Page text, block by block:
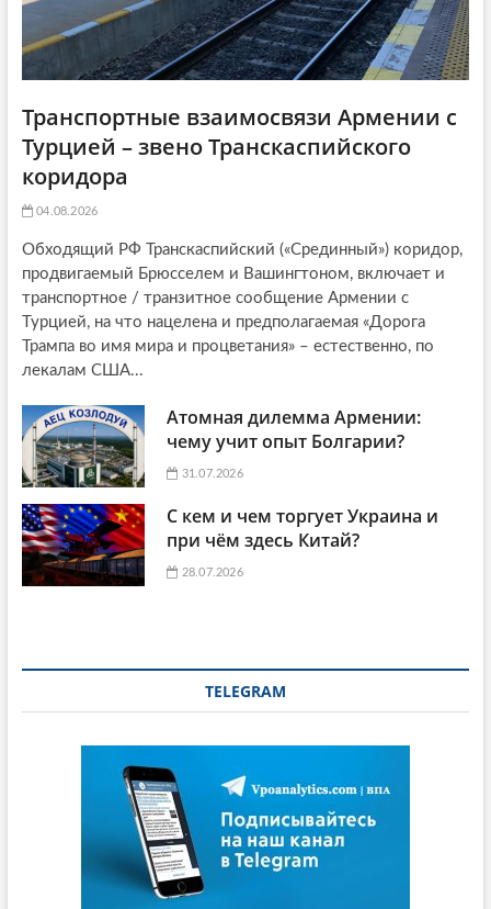
Транспортные взаимосвязи Армении с
Турцией – звено Транскаспийского
коридора
04.08.2026
Обходящий РФ Транскаспийский («Срединный») коридор,
продвигаемый Брюсселем и Вашингтоном, включает и
транспортное / транзитное сообщение Армении с
Турцией, на что нацелена и предполагаемая «Дорога
Трампа во имя мира и процветания» – естественно, по
лекалам США...
Атомная дилемма Армении:
чему учит опыт Болгарии?
31.07.2026
С кем и чем торгует Украина и
при чём здесь Китай?
28.07.2026
TELEGRAM